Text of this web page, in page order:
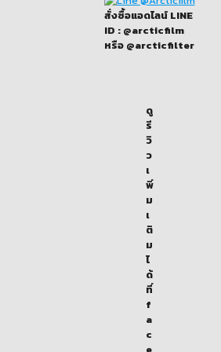
สั่งซื้อแอดไลน์ LINE
ID : @arcticfilm
หรือ @arcticfilter
ดู
รี
วิ
ว
เ
พิ่
ม
เ
ติ
ม
ไ
ด้
ที่
f
a
c